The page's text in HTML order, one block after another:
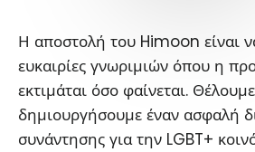
Η αποστολή του Himoon είναι
ευκαιρίες γνωριμιών όπου η
εκτιμάται όσο φαίνεται.
δημιουργήσουμε έναν ασφαλή
συνάντησης για την LGBT+